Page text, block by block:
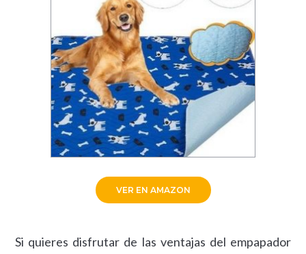
VER EN AMAZON
Si quieres disfrutar de las ventajas del empapador